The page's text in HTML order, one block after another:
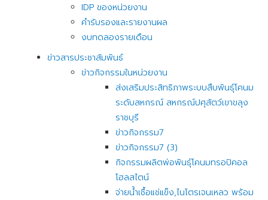
IDP ของหน่วยงาน
คำรับรองและรายงานผล
งบทดลองรายเดือน
ข่าวสารประชาสัมพันธ์
ข่าวกิจกรรมในหน่วยงาน
ส่งเสริมประสิทธิภาพระบบสืบพันธุ์โคนม
ระดับสหกรณ์ สหกรณ์ปศุสัตว์เขาขลุง
ราชบุรี
ข่าวกิจกรรม7
ข่าวกิจกรรม7 (3)
กิจกรรมผลิตพ่อพันธุ์โคนมทรอปิคอล
โฮลสไตน์
จ่ายน้ำเชื้อแช่แข็ง,ไนโตรเจนเหลว พร้อม